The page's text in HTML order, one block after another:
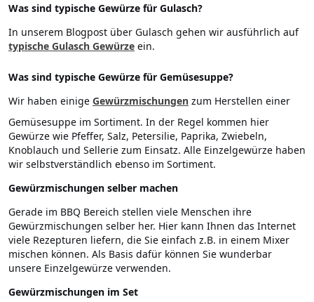
Was sind typische Gewürze für Gulasch?
In unserem Blogpost über Gulasch gehen wir ausführlich auf
typische Gulasch Gewürze ein.
Was sind typische Gewürze für Gemüsesuppe?
Wir haben einige Gewürzmischungen zum Herstellen einer
Gemüsesuppe im Sortiment. In der Regel kommen hier
Gewürze wie Pfeffer, Salz, Petersilie, Paprika, Zwiebeln,
Knoblauch und Sellerie zum Einsatz. Alle Einzelgewürze haben
wir selbstverständlich ebenso im Sortiment.
Gewürzmischungen selber machen
Gerade im BBQ Bereich stellen viele Menschen ihre
Gewürzmischungen selber her. Hier kann Ihnen das Internet
viele Rezepturen liefern, die Sie einfach z.B. in einem Mixer
mischen können. Als Basis dafür können Sie wunderbar
unsere Einzelgewürze verwenden.
Gewürzmischungen im Set